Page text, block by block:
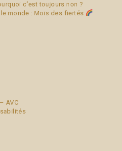
c’est toujours non ?
monde : Mois des fiertés
AVC